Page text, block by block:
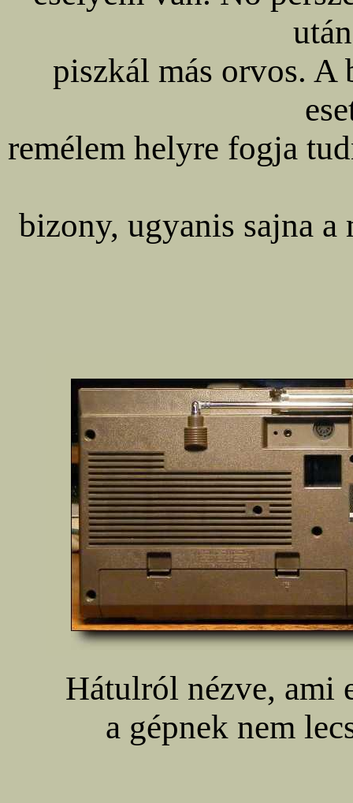
piszkál más orvos. A
remélem helyre fogja
bizony, ugyanis sajna a
Hátulról nézve, ami
a gépnek nem